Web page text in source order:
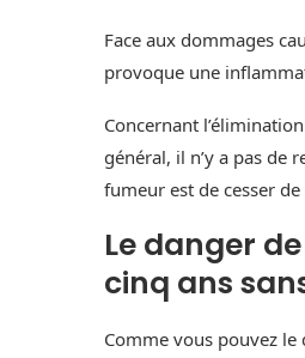
Face aux dommages
provoque une
Concernant
général, il n’y a pas de
fumeur est de cesser
Le danger
cinq ans
Comme vous pouvez